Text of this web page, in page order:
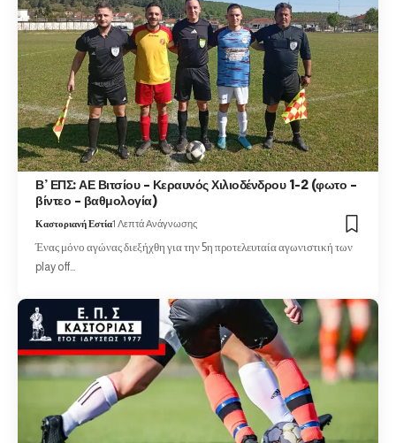
Β’ ΕΠΣ: ΑΕ Βιτσίου – Κεραυνός Χιλιοδένδρου 1-2 (φωτο –
βίντεο – βαθμολογία)
Καστοριανή Εστία1 Λεπτά Ανάγνωσης
Ένας μόνο αγώνας διεξήχθη για την 5η προτελευταία αγωνιστική των
play off…